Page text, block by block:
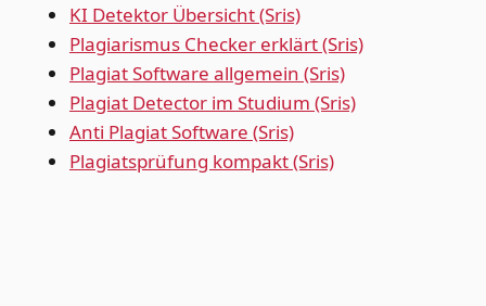
KI Detektor Übersicht (Sris)
Plagiarismus Checker erklärt (Sris)
Plagiat Software allgemein (Sris)
Plagiat Detector im Studium (Sris)
Anti Plagiat Software (Sris)
Plagiatsprüfung kompakt (Sris)